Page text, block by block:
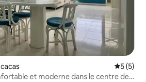
5 (5)
et moderne dans le centre de